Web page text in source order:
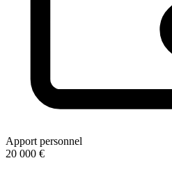
Apport personnel
20 000 €